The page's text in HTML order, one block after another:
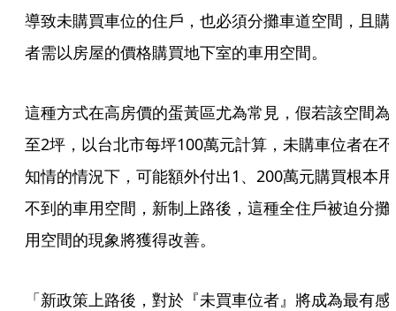
導致未購買車位的住戶，也必須分攤車道空間，且購
者需以房屋的價格購買地下室的車用空間。
這種方式在高房價的蛋黃區尤為常見，假若該空間為
至2坪，以台北市每坪100萬元計算，未購車位者在不
知情的情況下，可能額外付出1、200萬元購買根本用
不到的車用空間，新制上路後，這種全住戶被迫分攤
用空間的現象將獲得改善。
「新政策上路後，對於『未買車位者』將成為最有感